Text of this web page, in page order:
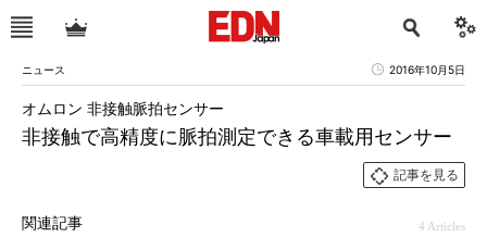
ニュース 2016年10月5日
非接触で高精度に脈拍測定できる車載用センサー
オムロン 非接触脈拍センサー
記事を見る
関連記事 4 Articles